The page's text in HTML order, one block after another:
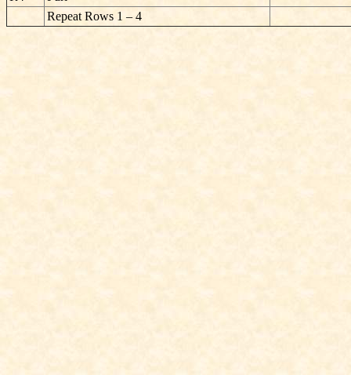
Repeat Rows 1 – 4